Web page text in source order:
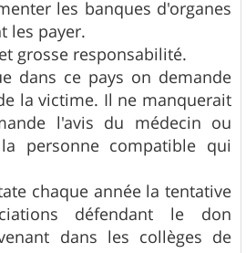
les banques d'organes
les payer.
grosse responsabilité.
dans ce pays on demande
la victime. Il ne manquerait
l'avis du médecin ou
personne compatible qui
chaque année la tentative
défendant le don
dans les collèges de